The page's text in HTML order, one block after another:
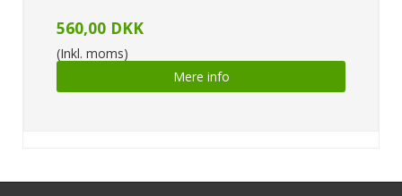
560,00 DKK
(Inkl. moms)
Mere info